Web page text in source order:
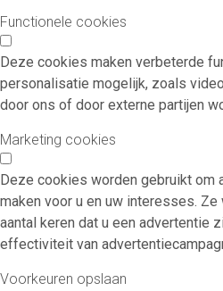
Functionele cookies
Deze cookies maken verbeterde
personalisatie mogelijk, zoals
door ons of door externe partijen
Marketing cookies
Deze cookies worden gebruikt om
maken voor u en uw interesses.
aantal keren dat u een advertentie
effectiviteit van
Voorkeuren opslaan